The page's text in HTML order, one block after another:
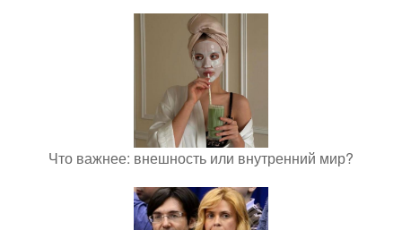
Что важнее: внешность или внутренний мир?